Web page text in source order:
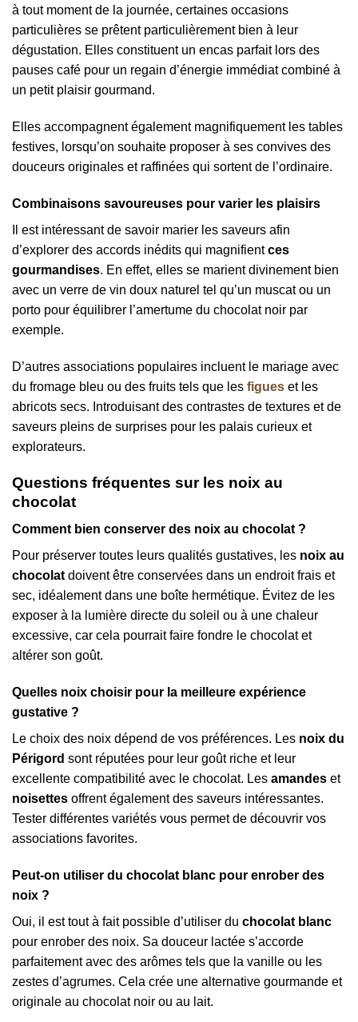
à tout moment de la journée, certaines occasions
particulières se prêtent particulièrement bien à leur
dégustation. Elles constituent un encas parfait lors des
pauses café pour un regain d’énergie immédiat combiné à
un petit plaisir gourmand.
Elles accompagnent également magnifiquement les tables
festives, lorsqu’on souhaite proposer à ses convives des
douceurs originales et raffinées qui sortent de l’ordinaire.
Combinaisons savoureuses pour varier les plaisirs
Il est intéressant de savoir marier les saveurs afin
d’explorer des accords inédits qui magnifientces
gourmandises. En effet, elles se marient divinement bien
avec un verre de vin doux naturel tel qu’un muscat ou un
porto pour équilibrer l’amertume du chocolat noir par
exemple.
D’autres associations populaires incluent le mariage avec
du fromage bleu ou des fruits tels que les figues et les
abricots secs. Introduisant des contrastes de textures et de
saveurs pleins de surprises pour les palais curieux et
explorateurs.
Questions fréquentes sur les noix au
chocolat
Comment bien conserver des noix au chocolat ?
Pour préserver toutes leurs qualités gustatives, les noix au
chocolat doivent être conservées dans un endroit frais et
sec, idéalement dans une boîte hermétique. Évitez de les
exposer à la lumière directe du soleil ou à une chaleur
excessive, car cela pourrait faire fondre le chocolat et
altérer son goût.
Quelles noix choisir pour la meilleure expérience
gustative ?
Le choix des noix dépend de vos préférences. Les noix du
Périgord sont réputées pour leur goût riche et leur
excellente compatibilité avec le chocolat. Les amandes et
noisettes offrent également des saveurs intéressantes.
Tester différentes variétés vous permet de découvrir vos
associations favorites.
Peut-on utiliser du chocolat blanc pour enrober des
noix ?
Oui, il est tout à fait possible d’utiliser du chocolat blanc
pour enrober des noix. Sa douceur lactée s’accorde
parfaitement avec des arômes tels que la vanille ou les
zestes d’agrumes. Cela crée une alternative gourmande et
originale au chocolat noir ou au lait.